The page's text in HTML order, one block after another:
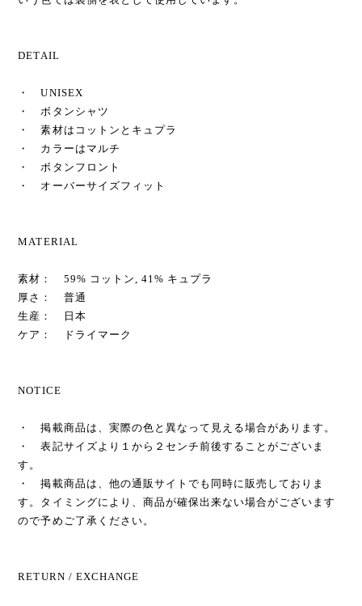
DETAIL
・ UNISEX
・ ボタンシャツ
・ 素材はコットンとキュプラ
・ カラーはマルチ
・ ボタンフロント
・ オーバーサイズフィット
MATERIAL
素材： 59% コットン, 41% キュプラ
厚さ： 普通
生産： 日本
ケア： ドライマーク
NOTICE
・ 掲載商品は、実際の色と異なって見える場合があります。
・ 表記サイズより１から２センチ前後することがございま
す。
・ 掲載商品は、他の通販サイトでも同時に販売しておりま
す。タイミングにより、商品が確保出来ない場合がございます
ので予めご了承ください。
RETURN / EXCHANGE